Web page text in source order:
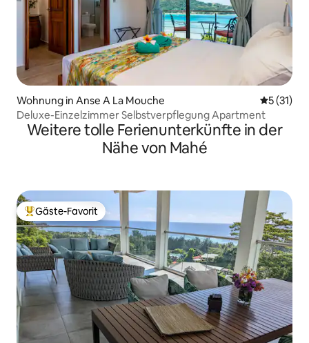
Wohnung in Anse A La Mouche
5 (31)
Deluxe-Einzelzimmer Selbstverpflegung Apartment
Weitere tolle Ferienunterkünfte in der
Nähe von Mahé
Beliebter Gäste-Favorit.
Gäste-Favorit